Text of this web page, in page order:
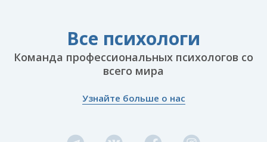
Все психологи
Команда профессиональных психологов со
всего мира
Узнайте больше о нас